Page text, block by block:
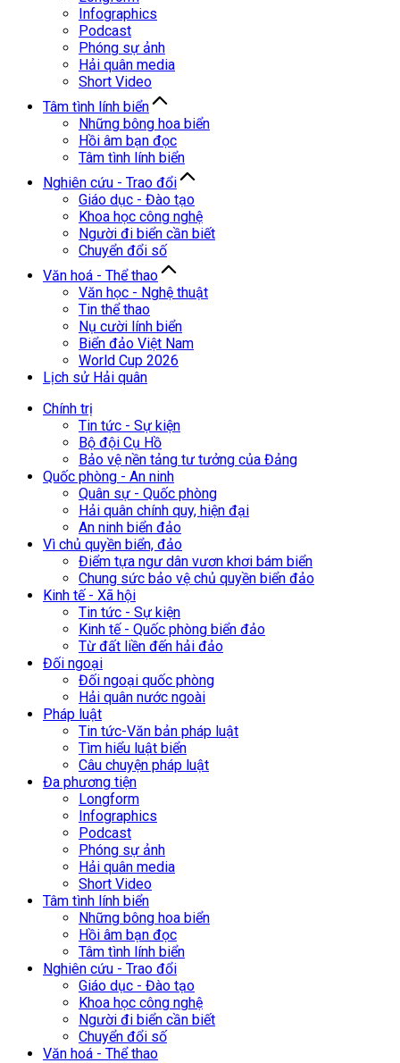
Infographics
Podcast
Phóng sự ảnh
Hải quân media
Short Video
Tâm tình lính biển
Những bông hoa biển
Hồi âm bạn đọc
Tâm tình lính biển
Nghiên cứu - Trao đổi
Giáo dục - Đào tạo
Khoa học công nghệ
Người đi biển cần biết
Chuyển đổi số
Văn hoá - Thể thao
Văn học - Nghệ thuật
Tin thể thao
Nụ cười lính biển
Biển đảo Việt Nam
World Cup 2026
Lịch sử Hải quân
Chính trị
Tin tức - Sự kiện
Bộ đội Cụ Hồ
Bảo vệ nền tảng tư tưởng của Đảng
Quốc phòng - An ninh
Quân sự - Quốc phòng
Hải quân chính quy, hiện đại
An ninh biển đảo
Vì chủ quyền biển, đảo
Điểm tựa ngư dân vươn khơi bám biển
Chung sức bảo vệ chủ quyền biển đảo
Kinh tế - Xã hội
Tin tức - Sự kiện
Kinh tế - Quốc phòng biển đảo
Từ đất liền đến hải đảo
Đối ngoại
Đối ngoại quốc phòng
Hải quân nước ngoài
Pháp luật
Tin tức-Văn bản pháp luật
Tìm hiểu luật biển
Câu chuyện pháp luật
Đa phương tiện
Longform
Infographics
Podcast
Phóng sự ảnh
Hải quân media
Short Video
Tâm tình lính biển
Những bông hoa biển
Hồi âm bạn đọc
Tâm tình lính biển
Nghiên cứu - Trao đổi
Giáo dục - Đào tạo
Khoa học công nghệ
Người đi biển cần biết
Chuyển đổi số
Văn hoá - Thể thao